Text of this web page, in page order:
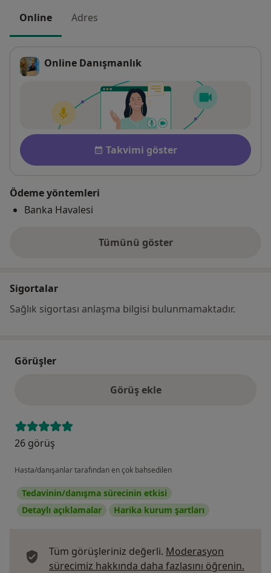
Online Adres
Online Danışmanlık
Uygunluk
Takvimi göster
Ödeme yöntemleri
Banka Havalesi
Tümünü göster
adres hakkında
Sigortalar
Sağlık sigortası anlaşma bilgisi bulunmamaktadır.
Görüşler
Görüş ekle
26 görüş
Hasta/danışanlar tarafından en çok bahsedilen
Tedavinin/danışma sürecinin etkisi
Detaylı açıklamalar
Harika kurum şartları
Tüm görüşleriniz değerli. Moderasyon
sürecimiz hakkında daha fazlasını öğrenin.